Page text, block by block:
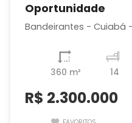
Oportunidade
Bandeirantes - Cuiabá
360 m² 14
R$ 2.300.000